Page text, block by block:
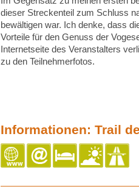
dieser Streckenteil zum Schluss
bewältigen war. Ich denke, dass
Vorteile für den Genuss der
Internetseite des Veranstalters
zu den Teilnehmerfotos.
Informationen: Trail